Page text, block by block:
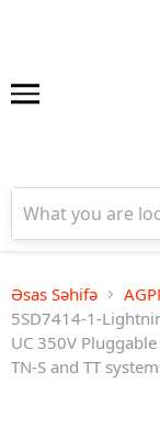
Əsas Səhifə
5SD7414-1-
UC 350V
TN-S and TT